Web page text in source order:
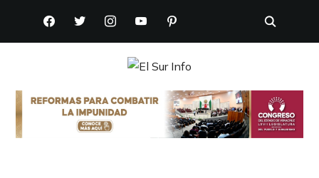
FACEBOOKTWITTERINSTAGRAMYOUTUBEPINTEREST